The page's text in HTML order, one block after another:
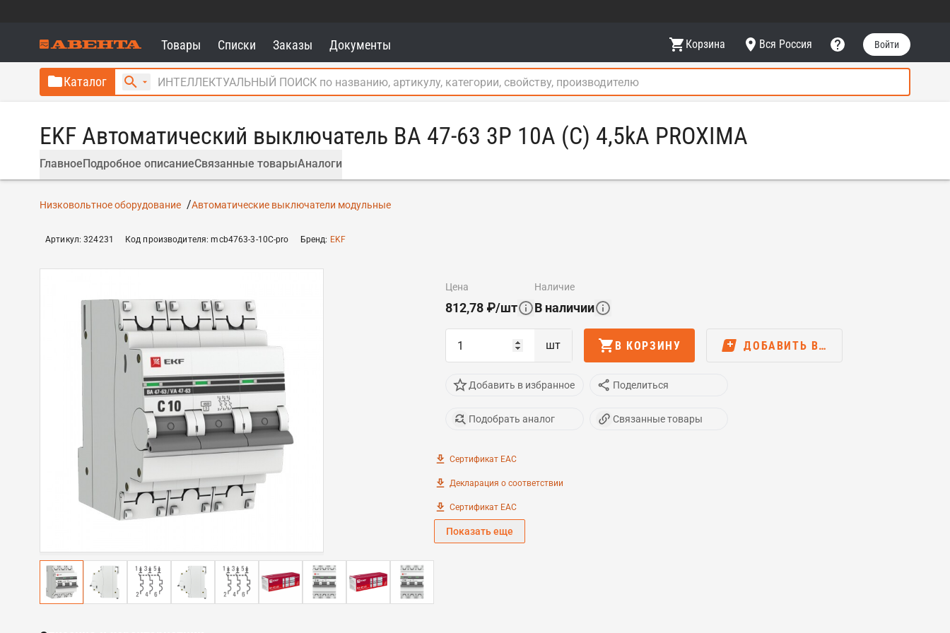
Товары Списки Заказы Документы Корзина Вся Россия Войти
Каталог
EKF Автоматический выключатель ВА 47-63 3P 10А (C) 4,5kA PROXIMA
ГлавноеПодробное описаниеСвязанные товарыАналоги
Низковольтное оборудование Автоматические выключатели модульные
Артикул:324231 Код производителя:mcb4763-3-10C-pro Бренд: EKF
цена
812,78 ₽/шт
наличие
В наличии
шт В КОРЗИНУ ДОБАВИТЬ В…
Добавить в избранное Поделиться
Подобрать аналог Связанные товары
Сертификат EAC
Декларация о соответствии
Сертификат EAC
Показать еще